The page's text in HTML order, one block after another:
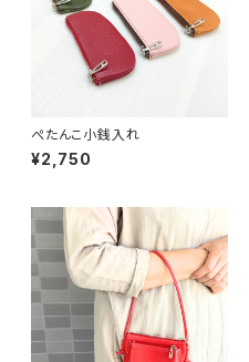
ぺたんこ小銭入れ
¥2,750